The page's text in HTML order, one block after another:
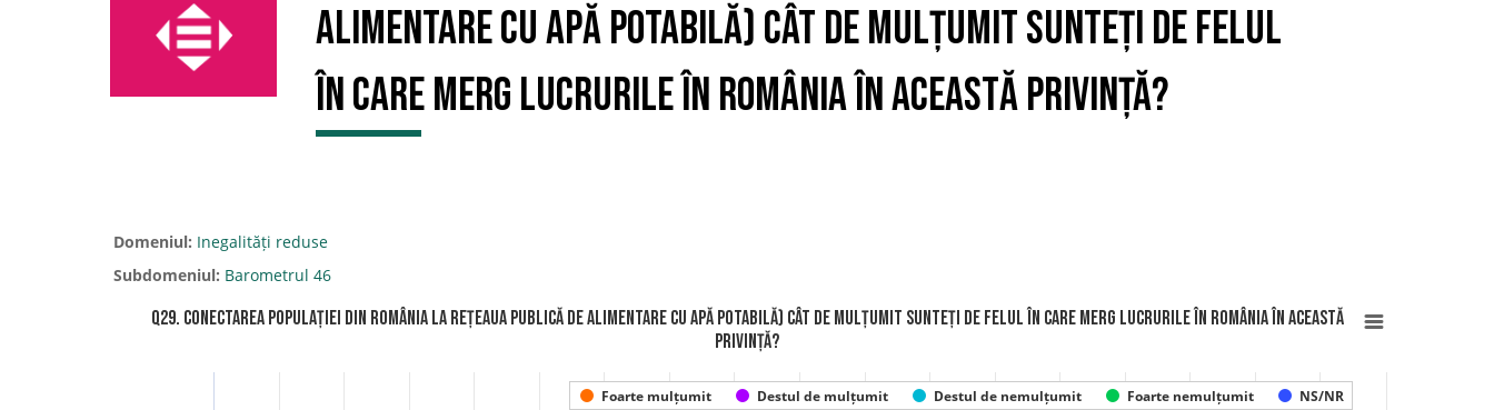
alimentare cu apă potabilă) Cât de mulțumit sunteți de felul
în care merg lucrurile în România în această privință?
Domeniul: Inegalități reduse
Subdomeniul: Barometrul 46
Q29. Conectarea populației din România la rețeaua publică de alimentare cu apă potabilă) Cât de mulțumit sunteți de felul în care merg lucrurile în România în această
privință?
Foarte mulțumit Destul de mulțumit Destul de nemulțumit Foarte nemulțumit NS/NR